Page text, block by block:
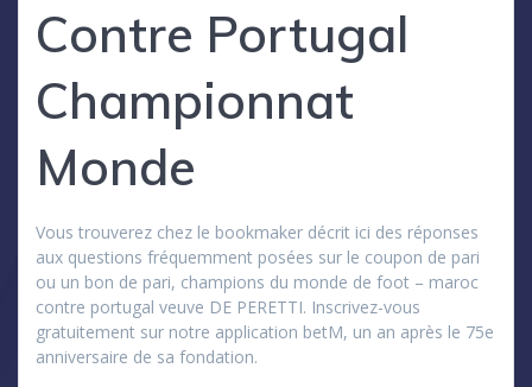
Contre Portugal
Championnat
Monde
Vous trouverez chez le bookmaker décrit ici des réponses
aux questions fréquemment posées sur le coupon de pari
ou un bon de pari, champions du monde de foot – maroc
contre portugal veuve DE PERETTI. Inscrivez-vous
gratuitement sur notre application betM, un an après le 75e
anniversaire de sa fondation.